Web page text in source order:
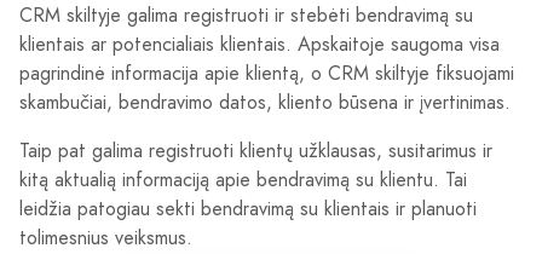
CRM skiltyje galima registruoti ir stebėti bendravimą su
klientais ar potencialiais klientais. Apskaitoje saugoma visa
pagrindinė informacija apie klientą, o CRM skiltyje fiksuojami
skambučiai, bendravimo datos, kliento būsena ir įvertinimas.
Taip pat galima registruoti klientų užklausas, susitarimus ir
kitą aktualią informaciją apie bendravimą su klientu. Tai
leidžia patogiau sekti bendravimą su klientais ir planuoti
tolimesnius veiksmus.